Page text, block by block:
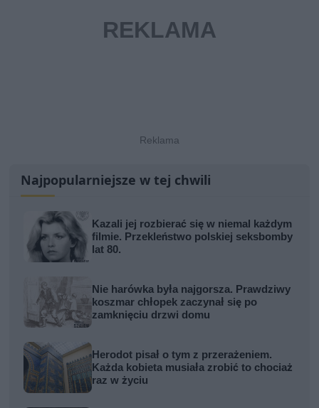
Najpopularniejsze w tej chwili
Kazali jej rozbierać się w niemal każdym
filmie. Przekleństwo polskiej seksbomby
lat 80.
Nie harówka była najgorsza. Prawdziwy
koszmar chłopek zaczynał się po
zamknięciu drzwi domu
Herodot pisał o tym z przerażeniem.
Każda kobieta musiała zrobić to chociaż
raz w życiu